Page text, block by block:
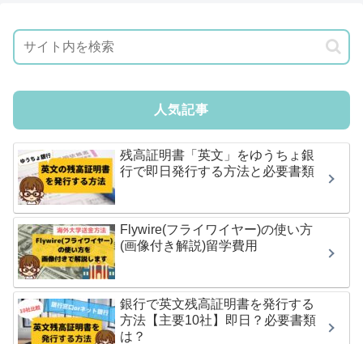
人気記事
残高証明書「英文」をゆうちょ銀
行で即日発行する方法と必要書類
Flywire(フライワイヤー)の使い方
(画像付き解説)留学費用
銀行で英文残高証明書を発行する
方法【主要10社】即日？必要書類
は？